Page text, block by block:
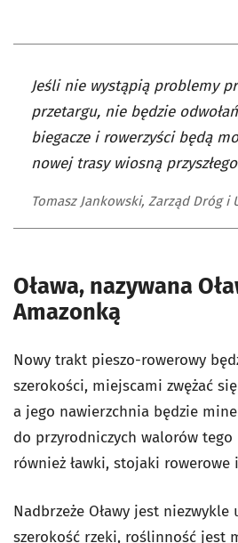
Jeśli nie wystąpią problemy
przetargu, nie będzie
biegacze i rowerzyści będą
nowej trasy wiosną
Tomasz Jankowski, Zarząd Dróg i
Oława, nazywana
Amazonką
Nowy trakt pieszo-rowerowy
szerokości, miejscami zwężać
a jego nawierzchnia będzie
do przyrodniczych walorów tego
również ławki, stojaki rowerowe
Nadbrzeże Oławy jest
szerokość rzeki, roślinność jest